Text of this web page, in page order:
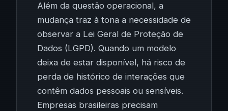
Além da questão operacional, a
mudança traz à tona a necessidade de
observar a Lei Geral de Proteção de
Dados (LGPD). Quando um modelo
deixa de estar disponível, há risco de
perda de histórico de interações que
contêm dados pessoais ou sensíveis.
Empresas brasileiras precisam